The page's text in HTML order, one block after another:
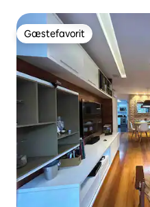
Gæstefavorit
Gæstefavorit